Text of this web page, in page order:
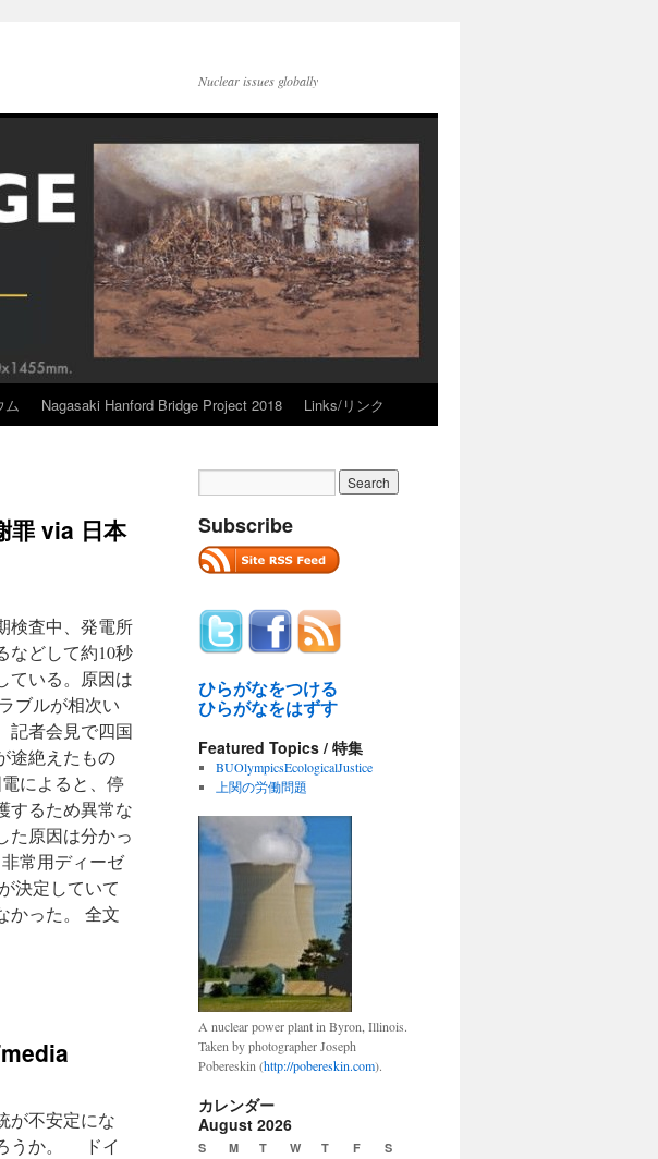
Nuclear issues globally
ム Nagasaki Hanford Bridge Project 2018 Links/リンク
罪 via 日本
検査中、発電所
などして約10秒
ている。原因は
ブルが相次い
記者会見で四国
途絶えたもの
によると、停
するため異常な
た原因は分かっ
常用ディーゼ
決定していて
かった。 全文
が不安定にな
うか。 ドイ
Subscribe
ひらがなをつける
ひらがなをはずす
Featured Topics / 特集
BUOlympicsEcologicalJustice
上関の労働問題
A nuclear power plant in Byron, Illinois.
Taken by photographer Joseph
Pobereskin (http://pobereskin.com).
カレンダー
August 2026
S M T W T F S